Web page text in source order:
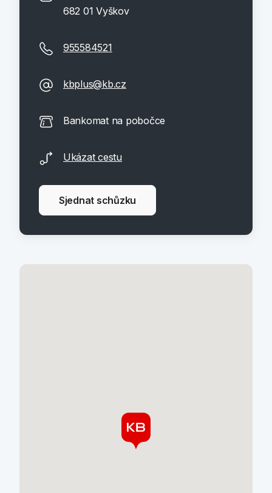
682 01 Vyškov
955584521
kbplus@kb.cz
Bankomat na pobočce
Ukázat cestu
Sjednat schůzku